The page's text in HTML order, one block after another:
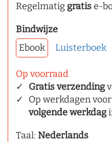
Regelmatig gratise-
Bindwijze
Ebook
Luisterboek
Op voorraad
Gratis verzending
Op werkdagen
volgende werkdag
Taal: Nederlands